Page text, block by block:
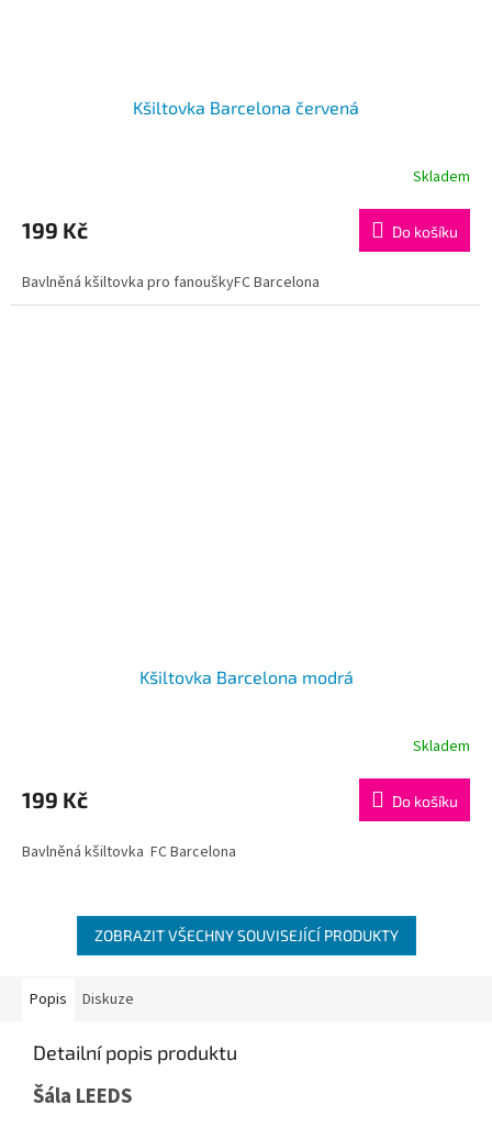
Kšiltovka Barcelona červená
Skladem
199 Kč Do košíku
Bavlněná kšiltovka pro fanouškyFC Barcelona
Kšiltovka Barcelona modrá
Skladem
199 Kč Do košíku
Bavlněná kšiltovka FC Barcelona
ZOBRAZIT VŠECHNY SOUVISEJÍCÍ PRODUKTY
Popis Diskuze
Detailní popis produktu
Šála LEEDS